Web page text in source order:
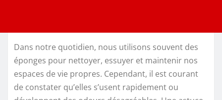
Dans notre quotidien, nous utilisons souvent des
éponges pour nettoyer, essuyer et maintenir nos
espaces de vie propres. Cependant, il est courant
de constater qu’elles s’usent rapidement ou